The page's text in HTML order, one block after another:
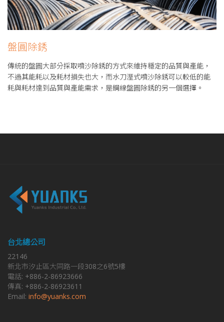
盤圓除銹
傳統的盤圓大部分採取噴沙除銹的方式來維持穩定的品質與產能，
不過其能耗以及耗材損失也大，而水刀溼式噴沙除銹可以較低的能
耗與耗材達到品質與產能需求，是鋼線盤圓除銹的另一個選擇。
台北總公司
22146
新北市汐止區大同路一段308之6號5樓
電話: +886-2-86923666
傳真: +886-2-86923611
Email: info@yuanks.com